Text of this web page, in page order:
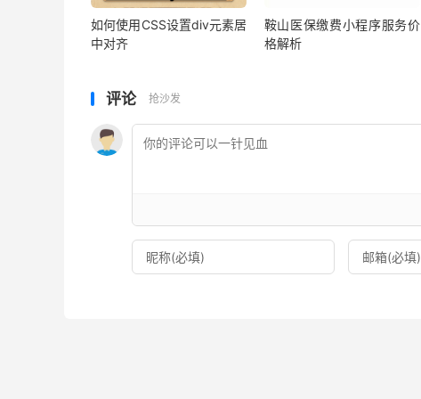
如何使用CSS设置div元素居
中对齐
鞍山医保缴费小程序服务价
格解析
评论 抢沙发